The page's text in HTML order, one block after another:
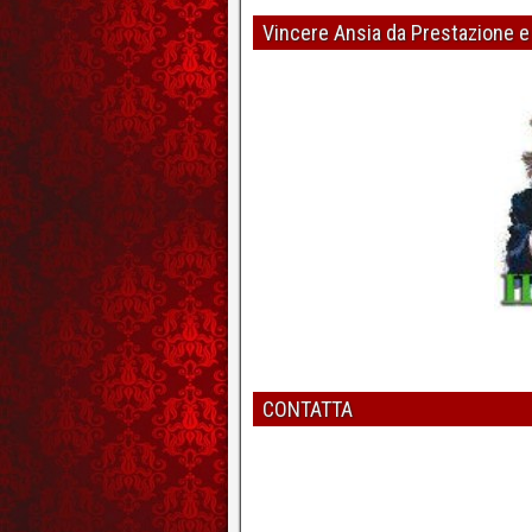
Dott. Pierpaolo Casto - Psicologo e
Per migliorare l'erezione
Dott. Pierpaolo Casto - Psicologo e
Come potenziare
Vincere Ansia da Prestazione
CONTATTA